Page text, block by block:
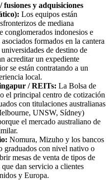
y adquisiciones
Los equipos están
de mediana
conglomerados indonesios e
formados en la cantera
de destino de
acreditar un expediente
se están contratando a un
local.
/ REITs: La Bolsa de
el principal centro de cotización
con titulaciones australianas
UNSW, Sídney)
el mercado australiano de
Nomura, Mizuho y los bancos
graduados con nivel nativo o
mesas de venta de tipos de
dan servicio a clientes
y Europa.